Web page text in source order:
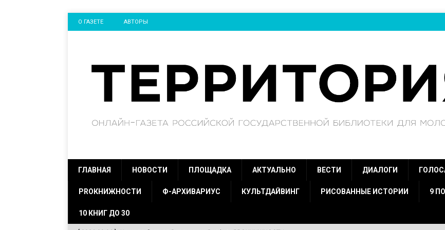
О ГАЗЕТЕ АВТОРЫ
ГЛАВНАЯ НОВОСТИ ПЛОЩАДКА АКТУАЛЬНО ВЕСТИ ДИАЛОГИ
PROКНИЖНОСТИ Ф-АРХИВАРИУС КУЛЬТДАЙВИНГ РИСОВАННЫЕ ИСТОРИИ 9
10 КНИГ ДО 30